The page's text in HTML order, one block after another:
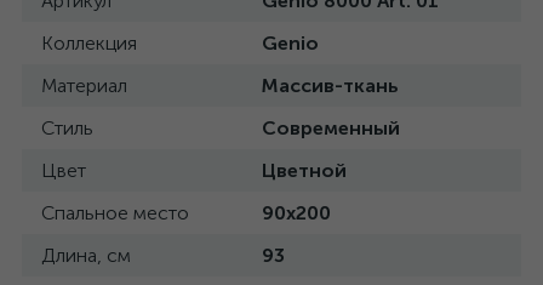
Коллекция
Genio
Материал
Массив-ткань
Стиль
Современный
Цвет
Цветной
Спальное место
90x200
Длина, см
93